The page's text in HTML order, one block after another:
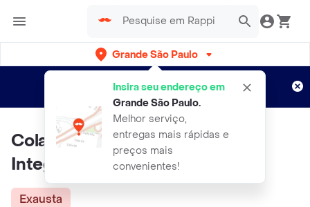
Grande São Paulo
Insira seu endereço em
Grande São Paulo.
Melhor serviço,
entregas mais rápidas e
preços mais
convenientes!
Entregas grátis por 15 dias!
Aplicam T&C
Colavita Rigatoni Macarrão
Integral
Exausta